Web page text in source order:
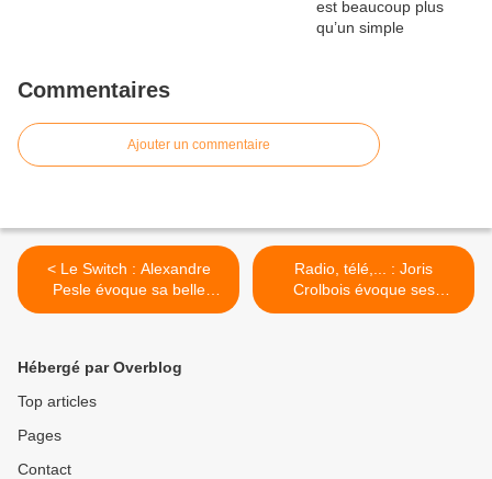
Commentaires
Ajouter un commentaire
< Le Switch : Alexandre
Pesle évoque sa belle
actualité sur scène, au
Radio, télé,... : Joris
Crolbois évoque ses
différentes casquettes de
Hébergé par Overblog
Top articles
Pages
Contact